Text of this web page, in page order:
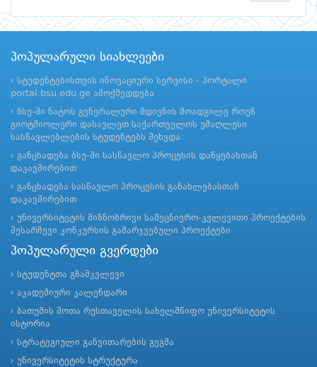
პოპულარული სიახლეები
სტუდენტებისთვის ინოვაციური სერვისი - პორტალი
portal.bsu.edu.ge ამოქმედდება
ბსუ-ში ნატოს გენერალური მდივნის მოადგილე როუზ
გიოტმიოლერი დასავლეთ საქართველოს უმაღლესი
სასწავლებლების სტუდენტებს შეხვდა
განცხადება ბსუ-ში სასწავლო პროცესის დაწყებასთან
დაკავშირებით
განცხადება სასწავლო პროცესის განახლებასთან
დაკავშირებით
უნივერსიტეტის მიზნობრივი სამეცნიერო-კვლევითი პროექტების
შესარჩევი კონკურსის გამარჯვებული პროექტები
პოპულარული გვერდები
სტუდენტთა გზამკვლევი
აკადემიური კალენდარი
ბათუმის შოთა რუსთაველის სახელმწიფო უნივერსიტეტის
ისტორია
სტრატეგიული განვითარების გეგმა
უნივერსიტეტის სტრუქტურა